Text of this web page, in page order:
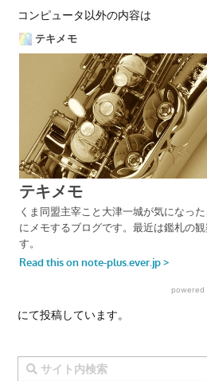
コンピュータ以外の内容は
にて投稿しています。